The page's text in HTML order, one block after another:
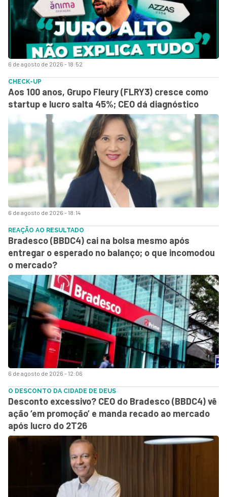
6 de agosto de 2026 - 18:52
6 de agosto de 2026 - 18:14
CHECK-UP
Aos 100 anos, Grupo Fleury (FLRY3) cresce como
startup e lucro salta 45%; CEO dá diagnóstico
6 de agosto de 2026 - 12:06
REAÇÃO AO RESULTADO
Bradesco (BBDC4) cai na bolsa mesmo após
entregar o esperado no balanço; o que incomodou
o mercado?
O DESCONTO DA CIDADE DE DEUS
Desconto excessivo? CEO do Bradesco (BBDC4) vê
ação ‘em promoção’ e manda recado ao mercado
após lucro do 2T26